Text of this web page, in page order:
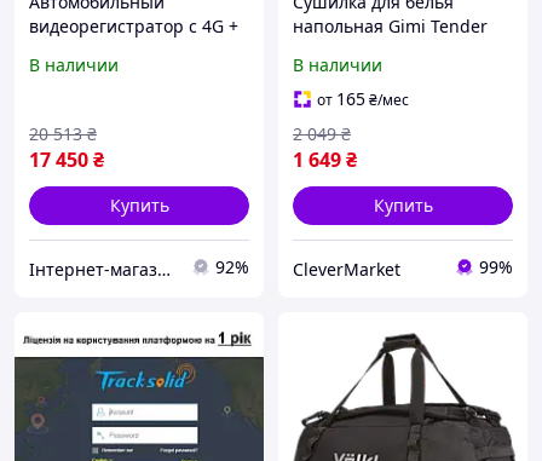
видеорегистратор с 4G +
передачей видео через
В наличии
17 450₴
20 513 ₴
Купить
Інтернет-магазин "Klever" 92%
напольная Gimi Tender
металлические детали
изделия имеют защитное
антикоррозийное
покрытие
В наличии
от 165₴/мес
1 649₴
2 049 ₴
Купить
CleverMarket 99%